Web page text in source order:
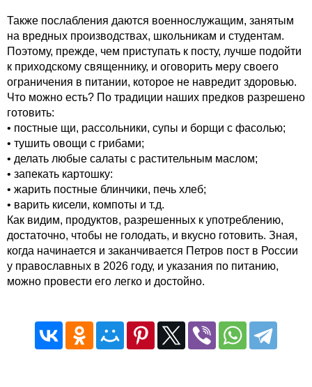
Также послабления даются военнослужащим, занятым
на вредных производствах, школьникам и студентам.
Поэтому, прежде, чем приступать к посту, лучше подойти
к приходскому священнику, и оговорить меру своего
ограничения в питании, которое не навредит здоровью.
Что можно есть? По традиции наших предков разрешено
готовить:
• постные щи, рассольники, супы и борщи с фасолью;
• тушить овощи с грибами;
• делать любые салаты с растительным маслом;
• запекать картошку:
• жарить постные блинчики, печь хлеб;
• варить кисели, компоты и т.д.
Как видим, продуктов, разрешенных к употреблению,
достаточно, чтобы не голодать, и вкусно готовить. Зная,
когда начинается и заканчивается Петров пост в России
у православных в 2026 году, и указания по питанию,
можно провести его легко и достойно.